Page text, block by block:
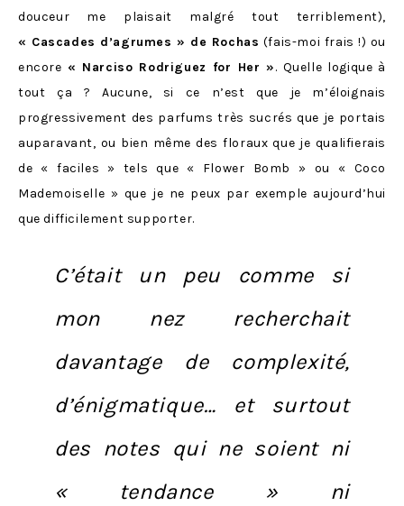
douceur me plaisait malgré tout terriblement),
« Cascades d’agrumes » de Rochas (fais-moi frais !) ou
encore « Narciso Rodriguez for Her ». Quelle logique à
tout ça ? Aucune, si ce n’est que je m’éloignais
progressivement des parfums très sucrés que je portais
auparavant, ou bien même des floraux que je qualifierais
de « faciles » tels que « Flower Bomb » ou « Coco
Mademoiselle » que je ne peux par exemple aujourd’hui
que difficilement supporter.
C’était un peu comme si
mon nez recherchait
davantage de complexité,
d’énigmatique… et surtout
des notes qui ne soient ni
« tendance » ni